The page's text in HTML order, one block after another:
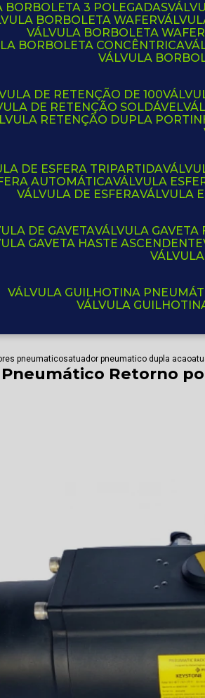
BORBOLETA 3 POLEGADAS
BORBOLETA WAFER
VÁLVULA BORBOLETA
BORBOLETA CONCÊNTRICA
VÁLVULA
DE RETENÇÃO DE 100
DE RETENÇÃO SOLDÁVEL
RETENÇÃO DUPLA
DE ESFERA TRIPARTIDA
AUTOMÁTICA VÁLVULA
VÁLVULA DE ESFERA VÁLVULA
DE GAVETA VÁLVULA
GAVETA HASTE ASCENDENTE
VÁLVULA GUILHOTINA
VÁLVULA
pneumaticosatuador pneumatico dupla acao
Retorno